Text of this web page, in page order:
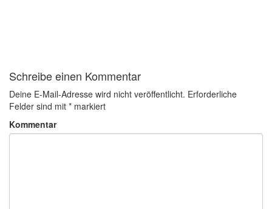
Schreibe einen Kommentar
Deine E-Mail-Adresse wird nicht veröffentlicht. Erforderliche
Felder sind mit * markiert
Kommentar